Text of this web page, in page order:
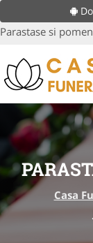
Parastase si
Casa